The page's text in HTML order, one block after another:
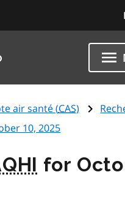
air santé (CAS)
10, 2025
for